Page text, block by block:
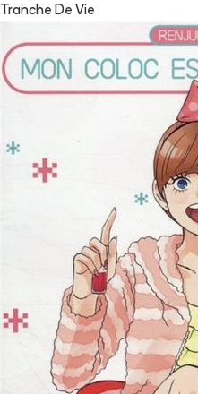
Tranche De Vie